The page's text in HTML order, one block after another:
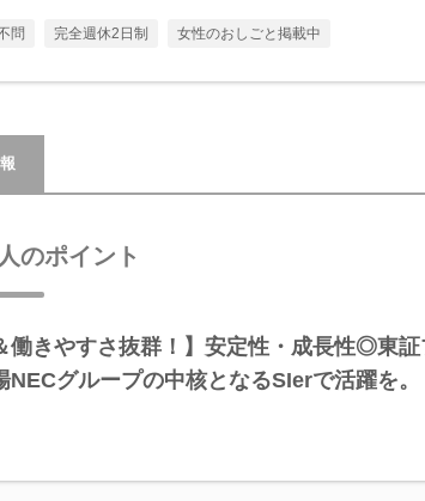
問 完全週休2日制 女性のおしごと掲載中
のポイント
働きやすさ抜群！】安定性・成長性◎東証
NECグループの中核となるSIerで活躍を。